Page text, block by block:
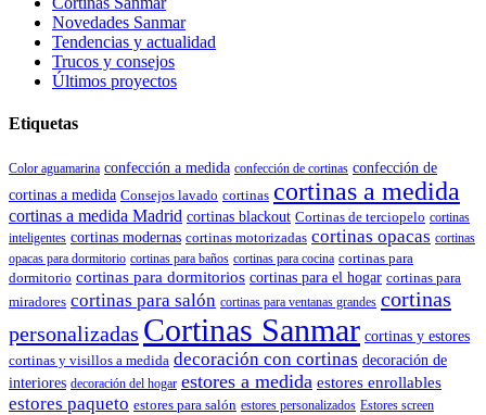
Novedades Sanmar
Tendencias y actualidad
Trucos y consejos
Últimos proyectos
Etiquetas
Color aguamarina confección a medida confección de cortinas confección de
cortinas a medida Consejos lavado cortinas cortinas a medida
cortinas a medida Madrid cortinas blackout Cortinas de terciopelo cortinas
inteligentes cortinas modernas cortinas motorizadas cortinas opacas cortinas
opacas para dormitorio cortinas para baños cortinas para cocina cortinas para
dormitorio cortinas para dormitorios cortinas para el hogar cortinas para
miradores cortinas para salón cortinas para ventanas grandes cortinas
personalizadas Cortinas Sanmar cortinas y estores
cortinas y visillos a medida decoración con cortinas decoración de
interiores decoración del hogar estores a medida estores enrollables
estores paqueto estores para salón estores personalizados Estores screen